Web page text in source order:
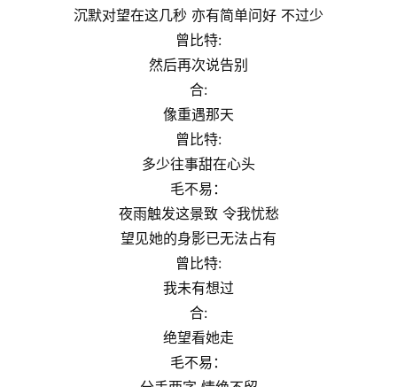
沉默对望在这几秒 亦有简单问好 不过少
曾比特:
然后再次说告别
合:
像重遇那天
曾比特:
多少往事甜在心头
毛不易：
夜雨触发这景致 令我忧愁
望⻅她的身影已无法占有
曾比特:
我未有想过
合:
绝望看她走
毛不易：